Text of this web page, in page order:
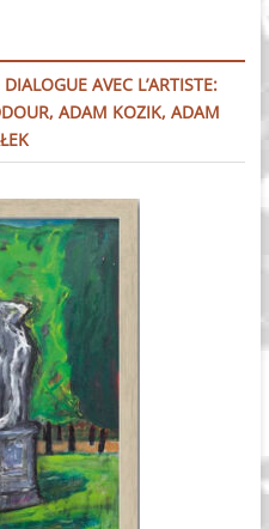
AVEC L’ARTISTE:
ADAM KOZIK, ADAM